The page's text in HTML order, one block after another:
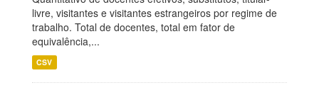
livre, visitantes e visitantes estrangeiros por regime de
trabalho. Total de docentes, total em fator de
equivalência,...
CSV